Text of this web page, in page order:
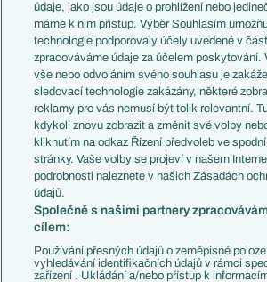
Témata
Představení týmů MS
EuroSkauting
PL v kostce
Evropské koeficienty
Přestupy
Přestupové spekulace
Zranění
Kluby
Arsenal FC
Chelsea FC
Manchester United
AC Milán
Juventus FC
Bayern Mnichov
FC Barcelona
Itálie
Německo
Španělsko
Argentina
Brazílie
Přestupy
Zápasy
Livescore
Tipovací
údaje, jako jsou údaje o prohlížení nebo
máme k nim přístup. Výběr Souhlasím
technologie podporovaly účely uvedené v
zpracováváme údaje za účelem poskytování.
vše nebo odvoláním svého souhlasu je
sledovací technologie zakázány, některé
reklamy pro vás nemusí být tolik relevantní.
kdykoli znovu zobrazit a změnit své volby
kliknutím na odkaz Řízení předvoleb ve
stránky. Vaše volby se projeví v našem
podrobnosti naleznete v našich Zásadách
údajů.
Společně s našimi partnery
cílem:
Používání přesných údajů o zeměpisné
vyhledávání identifikačních údajů v rámci
zařízení . Ukládání a/nebo přístup k